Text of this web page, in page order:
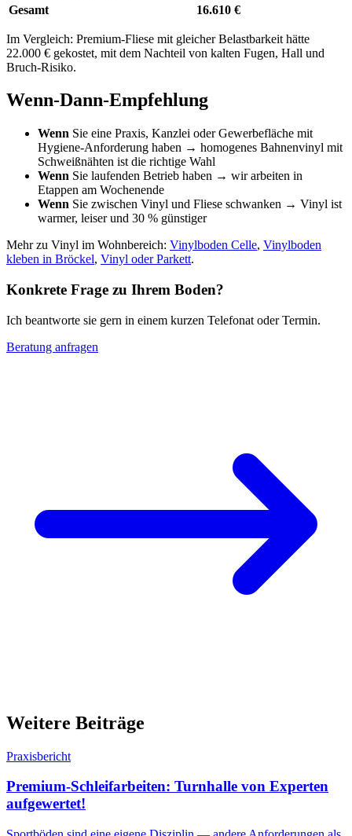
Gesamt
16.610 €
Im Vergleich: Premium-Fliese mit gleicher Belastbarkeit hätte
22.000 € gekostet, mit dem Nachteil von kalten Fugen, Hall und
Bruch-Risiko.
Wenn-Dann-Empfehlung
Wenn Sie eine Praxis, Kanzlei oder Gewerbefläche mit
Hygiene-Anforderung haben → homogenes Bahnenvinyl mit
Schweißnähten ist die richtige Wahl
Wenn Sie laufenden Betrieb haben → wir arbeiten in
Etappen am Wochenende
Wenn Sie zwischen Vinyl und Fliese schwanken → Vinyl ist
warmer, leiser und 30 % günstiger
Mehr zu Vinyl im Wohnbereich: Vinylboden Celle, Vinylboden
kleben in Bröckel, Vinyl oder Parkett.
Konkrete Frage zu Ihrem Boden?
Ich beantworte sie gern in einem kurzen Telefonat oder Termin.
Beratung anfragen
Weitere Beiträge
Praxisbericht
Premium-Schleifarbeiten: Turnhalle von Experten
aufgewertet!